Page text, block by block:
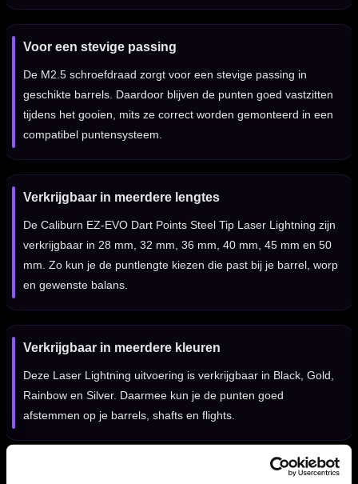
Voor een stevige passing
De M2.5 schroefdraad zorgt voor een stevige passing in
geschikte barrels. Daardoor blijven de punten goed vastzitten
tijdens het gooien, mits ze correct worden gemonteerd in een
compatibel puntensysteem.
Verkrijgbaar in meerdere lengtes
De Caliburn EZ-EVO Dart Points Steel Tip Laser Lightning zijn
verkrijgbaar in 28 mm, 32 mm, 36 mm, 40 mm, 45 mm en 50
mm. Zo kun je de puntlengte kiezen die past bij je barrel, worp
en gewenste balans.
Verkrijgbaar in meerdere kleuren
Deze Laser Lightning uitvoering is verkrijgbaar in Black, Gold,
Rainbow en Silver. Daarmee kun je de punten goed
afstemmen op je barrels, shafts en flights.